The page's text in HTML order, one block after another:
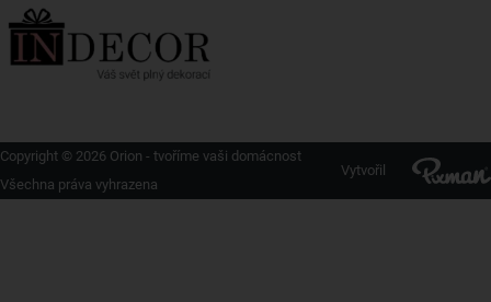
Copyright © 2026 Orion - tvoříme vaši domácnost
Všechna práva vyhrazena
Vytvořil